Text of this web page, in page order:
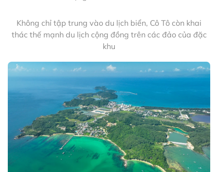
Chào cờ Tổ quốc trên đảo Trần, Cô Tô, tháng 5.2025
Hòn Bồ Cát thuộc thôn đảo Trần, Cô Tô
Cô Tô - phố kề bên biển
Xe điện đón khách ở cảng Cô Tô